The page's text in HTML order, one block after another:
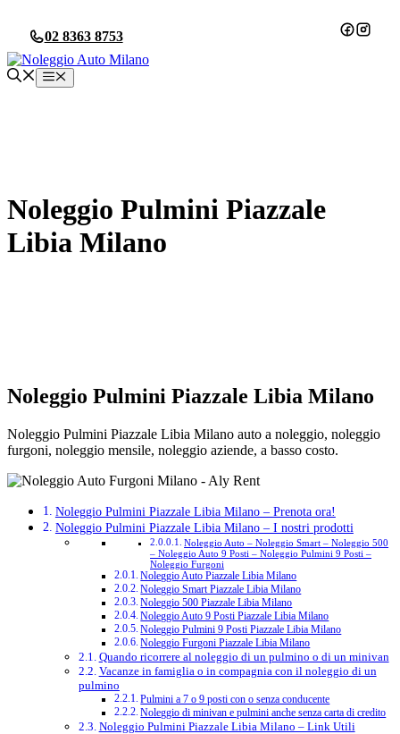
contenuto
02 8363 8753
Menu
Noleggio Pulmini Piazzale
Libia Milano
Noleggio Pulmini Piazzale Libia Milano
Noleggio Pulmini Piazzale Libia Milano auto a noleggio, noleggio
furgoni, noleggio mensile, noleggio aziende, a basso costo.
Noleggio Pulmini Piazzale Libia Milano – Prenota ora!
Noleggio Pulmini Piazzale Libia Milano – I nostri prodotti
Noleggio Auto – Noleggio Smart – Noleggio 500
– Noleggio Auto 9 Posti – Noleggio Pulmini 9 Posti –
Noleggio Furgoni
Noleggio Auto Piazzale Libia Milano
Noleggio Smart Piazzale Libia Milano
Noleggio 500 Piazzale Libia Milano
Noleggio Auto 9 Posti Piazzale Libia Milano
Noleggio Pulmini 9 Posti Piazzale Libia Milano
Noleggio Furgoni Piazzale Libia Milano
Quando ricorrere al noleggio di un pulmino o di un minivan
Vacanze in famiglia o in compagnia con il noleggio di un
pulmino
Pulmini a 7 o 9 posti con o senza conducente
Noleggio di minivan e pulmini anche senza carta di credito
Noleggio Pulmini Piazzale Libia Milano – Link Utili